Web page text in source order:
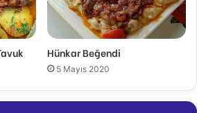
Hünkar Beğendi
5 Mayıs 2020